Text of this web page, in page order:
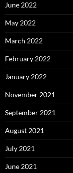
June 2022
May 2022
March 2022
February 2022
January 2022
November 2021
September 2021
August 2021
July 2021
June 2021